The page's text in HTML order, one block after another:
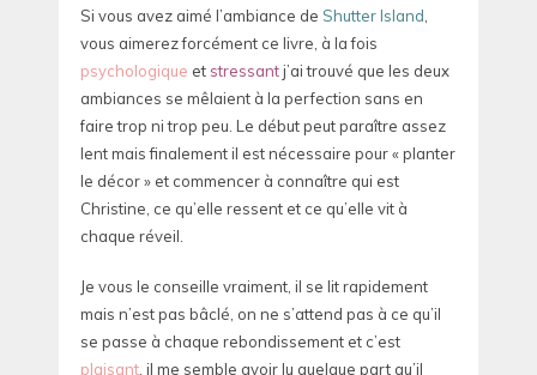
Si vous avez aimé l’ambiance de Shutter Island
vous aimerez forcément ce livre, à la fois
psychologique et stressantj’ai trouvé que les deux
ambiances se mêlaient à la perfection sans en
faire trop ni trop peu. Le début peut paraître assez
lent mais finalement il est nécessaire pour « planter
le décor » et commencer à connaître qui est
Christine, ce qu’elle ressent et ce qu’elle vit à
chaque réveil.
Je vous le conseille vraiment, il se lit rapidement
mais n’est pas bâclé, on ne s’attend pas à ce qu’il
se passe à chaque rebondissement et c’est
plaisant , il me semble avoir lu quelque part qu’il